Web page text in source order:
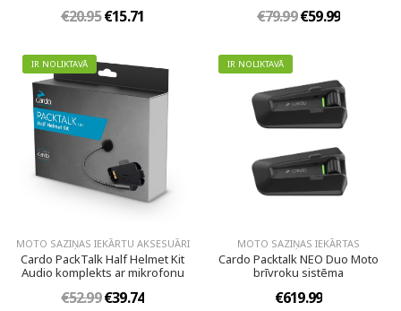
€20.95€15.71 €79.99€59.99
IR NOLIKTAVĀ
MOTO SAZIŅAS IEKĀRTU AKSESUĀRI
Cardo PackTalk Half Helmet Kit
Audio komplekts ar mikrofonu
€52.99€39.74
IR NOLIKTAVĀ
MOTO SAZIŅAS IEKĀRTAS
Cardo Packtalk NEO Duo Moto
brīvroku sistēma
€619.99